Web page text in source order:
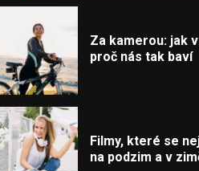
Za kamerou: jak
proč nás tak baví
Filmy, které se
na podzim a v